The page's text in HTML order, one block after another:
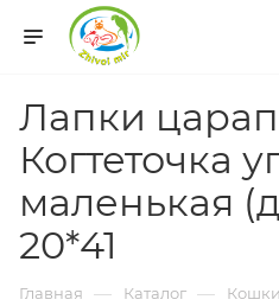
Лапки
Когтеточка
маленькая
20*41
Главная — Каталог — Кошки